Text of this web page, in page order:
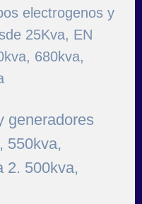
electrogenos y
25Kva, EN
680kva,
generadores
550kva,
2. 500kva,